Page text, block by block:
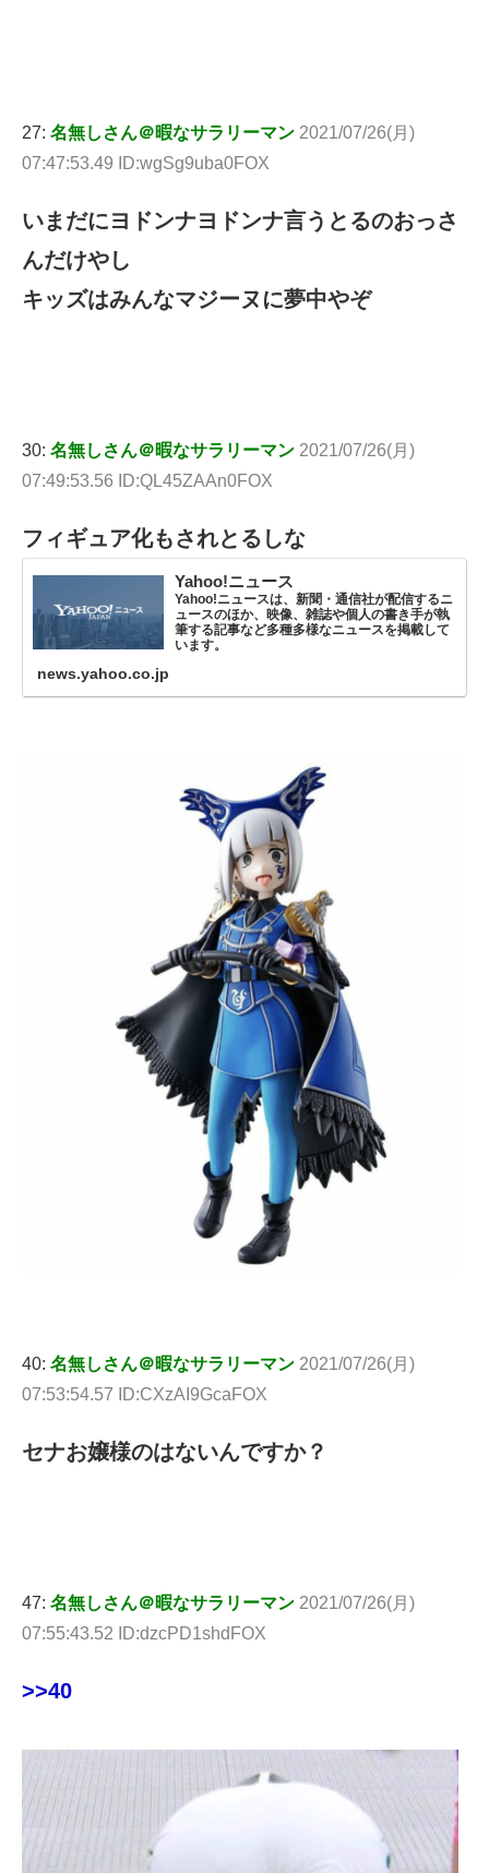
27: 名無しさん＠暇なサラリーマン 2021/07/26(月)
07:47:53.49 ID:wgSg9uba0FOX
いまだにヨドンナヨドンナ言うとるのおっさ
んだけやし
キッズはみんなマジーヌに夢中やぞ
30: 名無しさん＠暇なサラリーマン 2021/07/26(月)
07:49:53.56 ID:QL45ZAAn0FOX
フィギュア化もされとるしな
Yahoo!ニュース
Yahoo!ニュースは、新聞・通信社が配信するニ
ュースのほか、映像、雑誌や個人の書き手が執
筆する記事など多種多様なニュースを掲載して
います。
news.yahoo.co.jp
40: 名無しさん＠暇なサラリーマン 2021/07/26(月)
07:53:54.57 ID:CXzAI9GcaFOX
セナお嬢様のはないんですか？
47: 名無しさん＠暇なサラリーマン 2021/07/26(月)
07:55:43.52 ID:dzcPD1shdFOX
>>40